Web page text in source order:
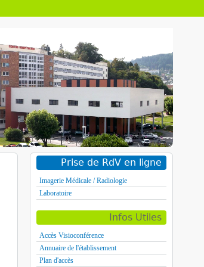
Prise de RdV en ligne
Imagerie Médicale / Radiologie
Laboratoire
Infos Utiles
Accès Visioconférence
Annuaire de l'établissement
Plan d'accès